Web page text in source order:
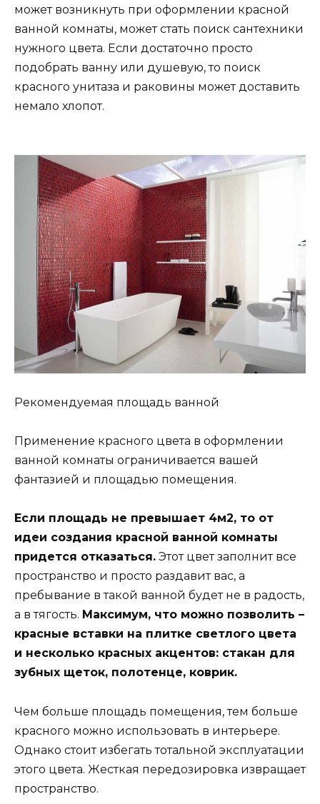
может возникнуть при оформлении красной
ванной комнаты, может стать поиск сантехники
нужного цвета. Если достаточно просто
подобрать ванну или душевую, то поиск
красного унитаза и раковины может доставить
немало хлопот.
Рекомендуемая площадь ванной
Применение красного цвета в оформлении
ванной комнаты ограничивается вашей
фантазией и площадью помещения.
Если площадь не превышает 4м2, то от
идеи создания красной ванной комнаты
придется отказаться. Этот цвет заполнит все
пространство и просто раздавит вас, а
пребывание в такой ванной будет не в радость,
а в тягость. Максимум, что можно позволить –
красные вставки на плитке светлого цвета
и несколько красных акцентов: стакан для
зубных щеток, полотенце, коврик.
Чем больше площадь помещения, тем больше
красного можно использовать в интерьере.
Однако стоит избегать тотальной эксплуатации
этого цвета. Жесткая передозировка извращает
пространство.